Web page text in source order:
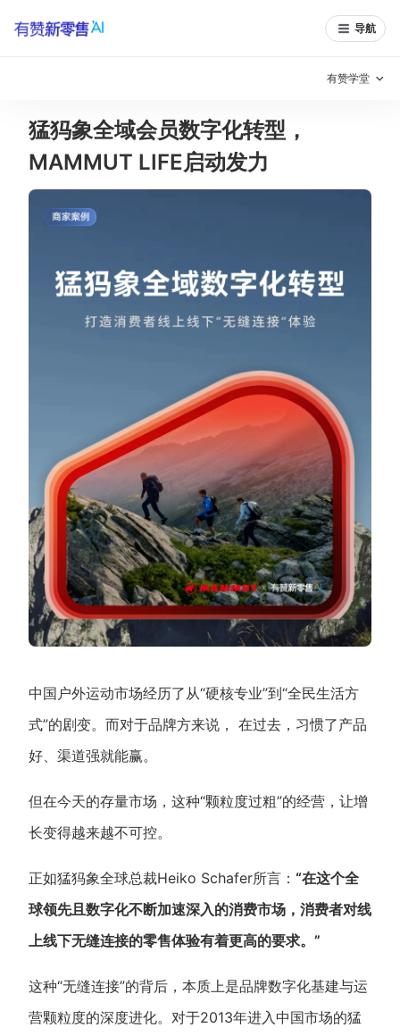
导航
有赞学堂
有赞说增长
增长方法
有赞说案例拆解
面对面聊增长
新零售茶会
门店经营增长公开课
AllValue 战略合作
增长产品指南
智库 产品场景库
产品更新动态 帮助中心
行业洞察
培训课程
私域课程 新零售内参
增长俱乐部
增长俱乐部 有赞商盟
商家社区 社群交流
猛犸象全域会员数字化转型，
MAMMUT LIFE启动发力
中国户外运动市场经历了从“硬核专业”到“全民生活方
式”的剧变。而对于品牌方来说， 在过去，习惯了产品
好、渠道强就能赢。
但在今天的存量市场，这种“颗粒度过粗”的经营，让增
长变得越来越不可控。
正如猛犸象全球总裁Heiko Schafer所言： “在这个全
球领先且数字化不断加速深入的消费市场，消费者对线
上线下无缝连接的零售体验有着更高的要求。”
这种“无缝连接”的背后，本质上是品牌数字化基建与运
营颗粒度的深度进化。对于2013年进入中国市场的猛